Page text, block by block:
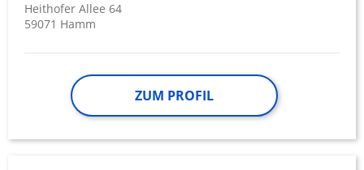
Heithofer Allee 64
59071 Hamm
ZUM PROFIL